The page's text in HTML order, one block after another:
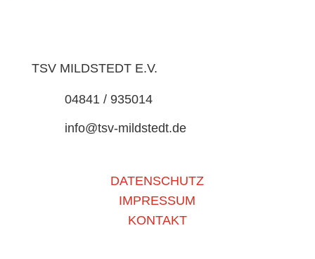
TSV MILDSTEDT E.V.
04841 / 935014
info@tsv-mildstedt.de
DATENSCHUTZ
IMPRESSUM
KONTAKT